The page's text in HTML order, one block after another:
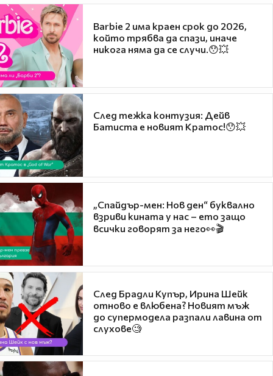
Barbie 2 има краен срок до 2026,
който трябва да спази, иначе
никога няма да се случи.😯💥
След тежка контузия: Дейв
Батиста е новият Кратос!😯💥
„Спайдър-мен: Нов ден“ буквално
взриви кината у нас – ето защо
всички говорят за него👀🎬
След Брадли Купър, Ирина Шейк
отново е влюбена? Новият мъж
до супермодела разпали лавина от
слухове🧐